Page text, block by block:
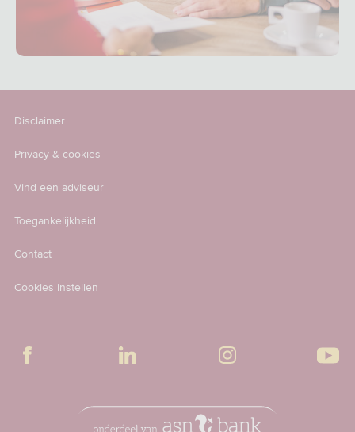
Disclaimer
Privacy & cookies
Vind een adviseur
Toegankelijkheid
Contact
Cookies instellen